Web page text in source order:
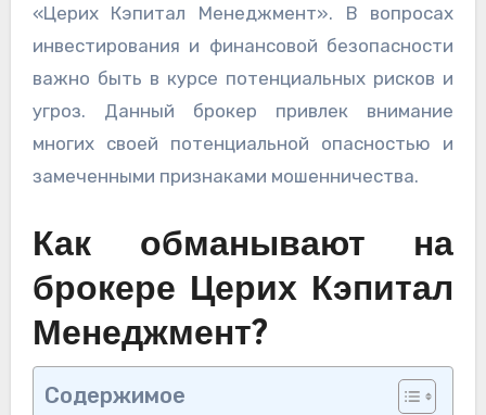
«Церих Кэпитал Менеджмент». В вопросах
инвестирования и финансовой безопасности
важно быть в курсе потенциальных рисков и
угроз. Данный брокер привлек внимание
многих своей потенциальной опасностью и
замеченными признаками мошенничества.
Как обманывают на
брокере Церих Кэпитал
Менеджмент?
Содержимое